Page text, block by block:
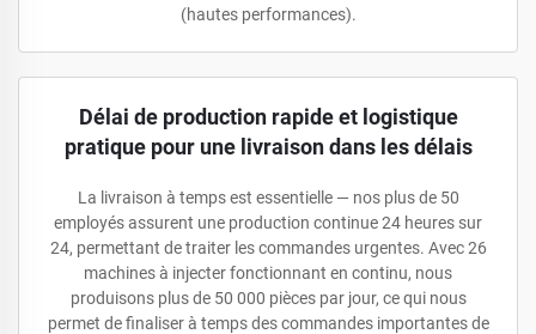
(hautes performances).
Délai de production rapide et logistique
pratique pour une livraison dans les délais
La livraison à temps est essentielle — nos plus de 50
employés assurent une production continue 24 heures sur
24, permettant de traiter les commandes urgentes. Avec 26
machines à injecter fonctionnant en continu, nous
produisons plus de 50 000 pièces par jour, ce qui nous
permet de finaliser à temps des commandes importantes de